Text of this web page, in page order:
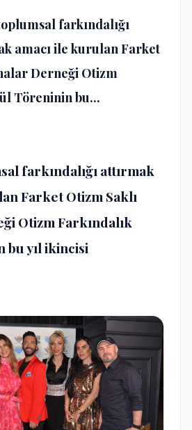
farkındalığı
amacı ile kurulan Farket
Derneği Otizm
Töreninin bu...
farkındalığı attırmak
Farket Otizm Saklı
Otizm Farkındalık
bu yıl ikincisi